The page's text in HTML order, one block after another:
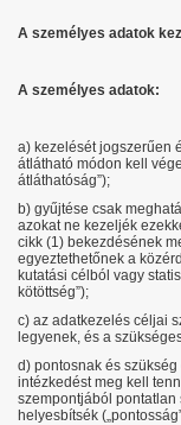
A személyes adatok
A személyes adatok:
a) kezelését jogszerűen
átlátható módon kell
átláthatóság”);
b) gyűjtése csak
azokat ne kezeljék
cikk (1) bekezdésének
egyeztethetőnek a
kutatási célból vagy
kötöttség”);
c) az adatkezelés céljai
legyenek, és a
d) pontosnak és
intézkedést meg kell
szempontjából
helyesbítsék